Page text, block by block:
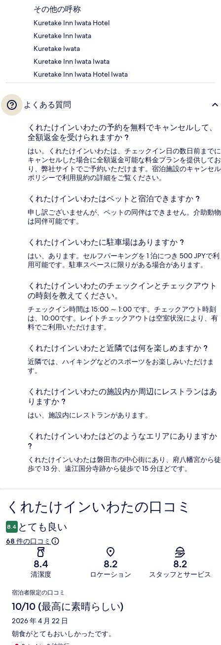
その他の呼称
Kuretake Inn Iwata Hotel
Kuretake Inn Iwata
Kuretake Iwata
Kuretake Inn Iwata Iwata
Kuretake Inn Iwata Hotel Iwata
よくある質問
くれたけインいわたの予約を無料でキャンセルして、
全額返金を受けられますか ?
はい。くれたけインいわたは、チェックイン日の数日前までに
キャンセルした場合に全額返金可能な料金プランを提供してお
り、弊社サイトでご予約いただけます。宿泊施設のキャンセル
ポリシーで利用規約の詳細をご覧ください。
くれたけインいわたはペットと宿泊できますか ?
申し訳ございませんが、ペットの同伴はできません。介助動物
は同伴可能です。
くれたけインいわたに駐車場はありますか ?
はい、あります。セルフパーキングを 1 泊につき 500 JPYで利
用可能です。駐車スペースに限りがある場合があります。
くれたけインいわたのチェックインとチェックアウト
の時刻を教えてください。
チェックイン時間は 15:00 ～ 1:00 です。チェックアウト時刻
は、10:00です。レイトチェックアウトは空室状況により、有
料でご利用いただけます。
くれたけインいわたと近隣では何を楽しめますか ?
近隣では、ハイキングなどのスポーツをお楽しみいただけま
す。
くれたけインいわたの施設内か周辺にレストランはあ
りますか ?
はい、施設内にレストランがあります。
くれたけインいわたはどのようなエリアにありますか
?
くれたけインいわたは磐田市の中心街にあり、府八幡宮から徒
歩で 13 分、遠江国分寺跡から徒歩で 15 分ほどです。
口
コ
ミ
くれたけインいわたの口コミ
8.4 とても良い
68 件の口コミ
8.4
清潔度
8.2
ロケーション
8.2
スタッフとサービス
口
コ
ミ
宿泊者限定の口コミ
10/10 (最高に素晴らしい)
2026 年 4 月 22 日
朝食がとてもおいしかったです。